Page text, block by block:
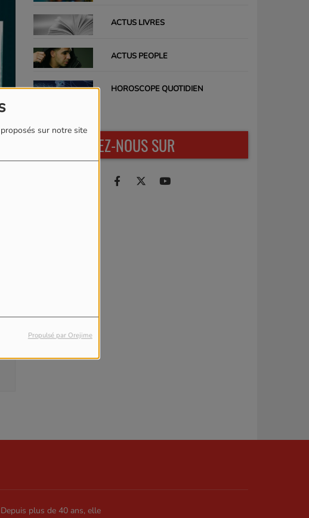
sur notre site
Propulsé par Orejime
ACTUS LIVRES
ACTUS PEOPLE
HOROSCOPE QUOTIDIEN
RETROUVEZ-NOUS SUR
plus de 40 ans, elle